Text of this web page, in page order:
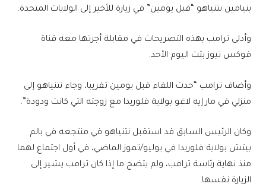
بنيامين نتنياهو “قبل يومين” في زيارة للأخير إلى الولايات المتحدة.
وأدلى ترامب بهذه التصريحات في مقابلة أجرتها معه قناة
فوكس نيوز بثت اليوم الأحد.
وأضاف ترامب “حدث اللقاء قبل يومين تقريبا، وجاء نتنياهو إلى
منزلي في مار إيه لاغو بولاية فلوريدا مع زوجته التي كانت ودودة”.
وكان الرئيس السابق قد استقبل نتنياهو في منتجعه في بالم
بيتش بولاية فلوريدا في يوليو/تموز الماضي، في أول اجتماع لهما
منذ نهاية رئاسة ترامب، ولم يتضح ما إذا كان ترامب يشير إلى
الزيارة نفسها.